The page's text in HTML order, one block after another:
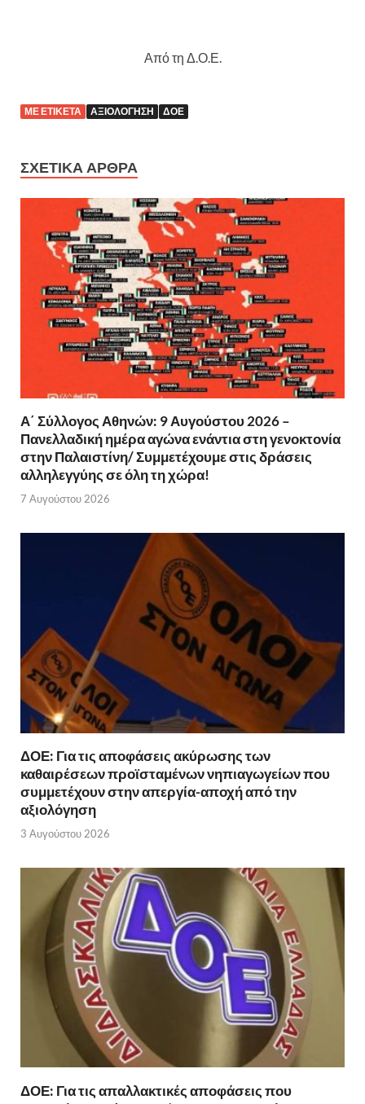
Από τη Δ.Ο.Ε.
ΜΕ ΕΤΙΚΈΤΑ ΑΞΙΟΛΌΓΗΣΗ ΔΟΕ
ΣΧΕΤΙΚΆ ΆΡΘΡΑ
Α΄ Σύλλογος Αθηνών: 9 Αυγούστου 2026 –
Πανελλαδική ημέρα αγώνα ενάντια στη γενοκτονία
στην Παλαιστίνη/ Συμμετέχουμε στις δράσεις
αλληλεγγύης σε όλη τη χώρα!
7 Αυγούστου 2026
ΔΟΕ: Για τις αποφάσεις ακύρωσης των
καθαιρέσεων προϊσταμένων νηπιαγωγείων που
συμμετέχουν στην απεργία-αποχή από την
αξιολόγηση
3 Αυγούστου 2026
ΔΟΕ: Για τις απαλλακτικές αποφάσεις που